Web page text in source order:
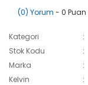
(0) Yorum - 0 Puan
Kategori
Stok Kodu
Marka
Kelvin